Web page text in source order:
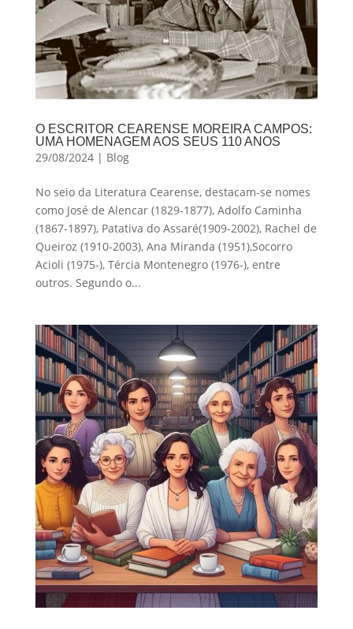
O ESCRITOR CEARENSE MOREIRA CAMPOS:
UMA HOMENAGEM AOS SEUS 110 ANOS
29/08/2024| Blog
No seio da Literatura Cearense, destacam-se nomes
como José de Alencar (1829-1877), Adolfo Caminha
(1867-1897), Patativa do Assaré(1909-2002), Rachel de
Queiroz (1910-2003), Ana Miranda (1951),Socorro
Acioli (1975-), Tércia Montenegro (1976-), entre
outros. Segundo o...